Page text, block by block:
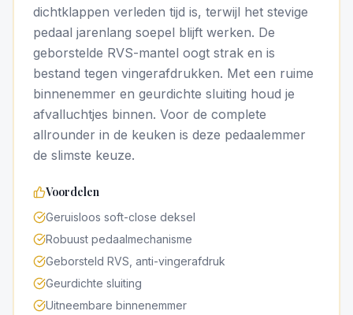
dichtklappen verleden tijd is, terwijl het stevige
pedaal jarenlang soepel blijft werken. De
geborstelde RVS-mantel oogt strak en is
bestand tegen vingerafdrukken. Met een ruime
binnenemmer en geurdichte sluiting houd je
afvalluchtjes binnen. Voor de complete
allrounder in de keuken is deze pedaalemmer
de slimste keuze.
Voordelen
Geruisloos soft-close deksel
Robuust pedaalmechanisme
Geborsteld RVS, anti-vingerafdruk
Geurdichte sluiting
Uitneembare binnenemmer